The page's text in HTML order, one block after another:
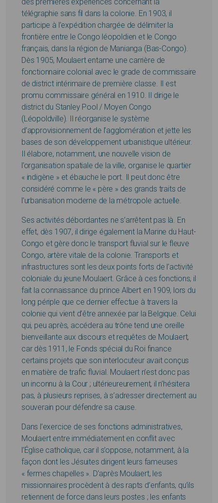
télégraphie sans fil dans la colonie. En 1903, il
participe à l’expédition chargée de délimiter la
frontière entre le Congo léopoldien et le Congo
français, dans la région de Manianga (Bas-Congo).
Dès 1905, Moulaert entame une carrière de
fonctionnaire colonial avec le grade de commissaire
de district intérimaire de première classe. Il est
promu commissaire général en 1910. Il dirige le
district du Stanley Pool / Moyen Congo
(Léopoldville). Il réorganise le système
d’approvisionnement de l’agglomération et jette les
bases de son développement urbanistique ultérieur.
Il élabore, notamment, une nouvelle vision de
l’organisation spatiale de la ville, organise le quartier
« indigène » et ébauche le port. Il peut donc être
considéré comme le « père » des grands traits de
l’urbanisation moderne de la métropole actuelle.
Ses activités débordantes ne s’arrêtent pas là. En
effet, dès 1907, il dirige également la Marine du Haut-
Congo et gère donc le transport fluvial sur le fleuve
Congo, artère vitale de la colonie. Transports et
infrastructures sont les deux points forts de l’activité
coloniale du jeune Moulaert. Grâce à ces fonctions, il
fait la connaissance du prince Albert en 1909, lors du
long périple que ce dernier effectue à travers la
colonie qui vient d’être annexée par la Belgique. Celui
qui, peu après, accédera au trône tend une oreille
bienveillante aux discours et requêtes de Moulaert,
car dès 1911, le Fonds spécial du Roi finance
certains projets que son interlocuteur avait conçus
en matière de trafic fluvial. Moulaert n’est donc pas
un inconnu à la Cour ; ultérieureurement, il n’hésitera
pas, à plusieurs reprises, à s’adresser directement au
souverain pour défendre sa cause.
Dans l’exercice de ses fonctions administratives,
Moulaert entre immédiatement en conflit avec
l’Église catholique, car il s’oppose, notamment, à la
façon dont les Jésuites dirigent leurs fameuses
« fermes chapelles ». D’après Moulaert, les
missionnaires procèdent à des rapts d’enfants, qu’ils
retiennent de force dans leurs postes ; les enfants